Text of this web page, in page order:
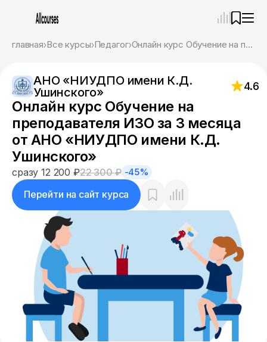
главная Все курсы Педагог Онлайн курс Обучение на преподавателя ИЗО за 3 месяца от АНО «НИУДПО имени К.Д. Ушинского»
АНО «НИУДПО имени К.Д.
Ушинского»
4.6
Онлайн курс Обучение на
преподавателя ИЗО за 3 месяца
от АНО «НИУДПО имени К.Д.
Ушинского»
сразу 12 200 ₽22 300 ₽ -45%
Перейти на сайт курса
Привет! Я Ваш карьерный навигатор. Подберу
курсы, которые соответствует именно вашим
целям.
Пожалуйста, ответьте на несколько вопросов,
чтобы начать.
Приступим?